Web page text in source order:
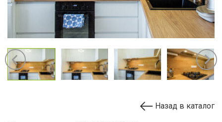
Назад в каталог